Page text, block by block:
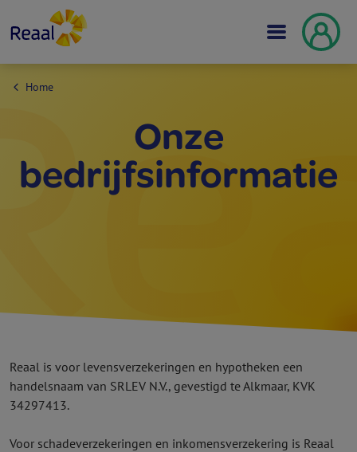
Home
Onze
bedrijfsinformatie
Reaal is voor levens­verzekeringen en hypotheken een
handelsnaam van SRLEV N.V., gevestigd te Alkmaar, KVK
34297413.
Voor schade­verzekeringen en inkomens­verzekering is Reaal